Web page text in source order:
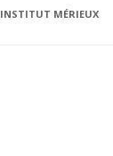
INSTITUT MÉRIEUX